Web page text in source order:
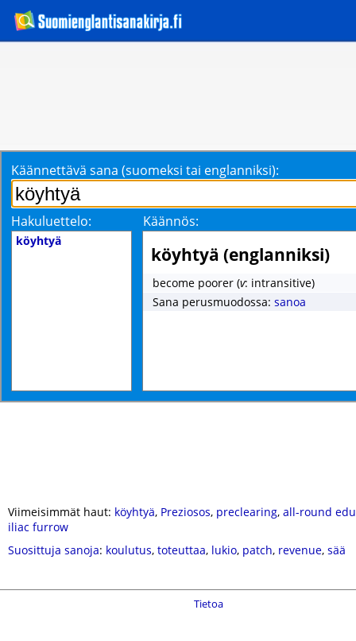
Käännettävä sana (suomeksi tai englanniksi):
Hakuluettelo: Käännös:
köyhtyä
köyhtyä (englanniksi)
become poorer (v: intransitive)
Sana perusmuodossa: sanoa
Viimeisimmät haut: köyhtyä, Preziosos, preclearing, all-round
iliac furrow
Suosittuja sanoja: koulutus, toteuttaa, lukio, patch, revenue, sää
Tietoa